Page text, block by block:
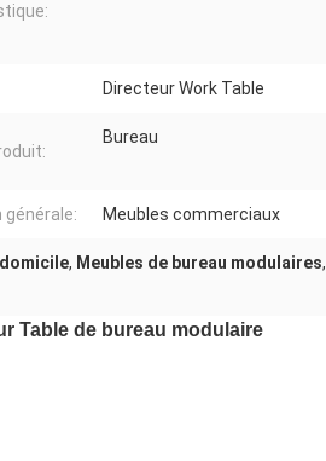
Directeur Work Table
Bureau
Meubles commerciaux
, Meubles de bureau modulaires,
Table de bureau modulaire